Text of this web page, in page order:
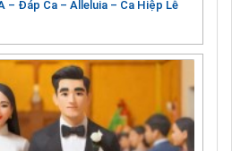
– Đáp Ca – Alleluia – Ca Hiệp Lễ